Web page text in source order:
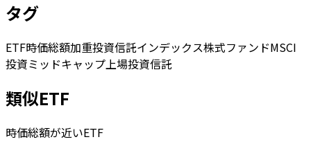
タグ
ETF時価総額加重投資信託インデックス株式ファンドMSCI
投資ミッドキャップ上場投資信託
類似ETF
時価総額が近いETF